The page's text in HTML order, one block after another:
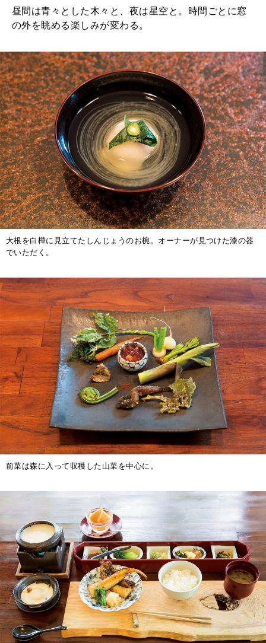
昼間は青々とした木々と、夜は星空と。時間ごとに窓
の外を眺める楽しみが変わる。
大根を白樺に見立てたしんじょうのお椀。オーナーが見つけた漆の器
でいただく。
前菜は森に入って収穫した山菜を中心に。